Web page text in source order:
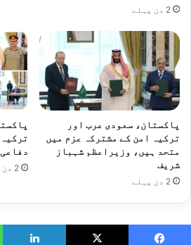
2 دن پہلے
پاکستان، سعودی عرب اور
ترکیہ امن کے مشترکہ عزم میں
متحد ہیں، وزیراعظم شہباز
شریف
2 دن پہلے
2 دن پہلے